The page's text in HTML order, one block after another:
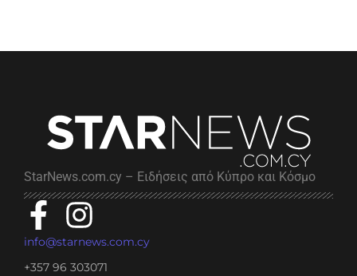
StarNews.com.cy – Ειδήσεις από Κύπρο και Κόσμο
info@starnews.com.cy
+357 96 303071